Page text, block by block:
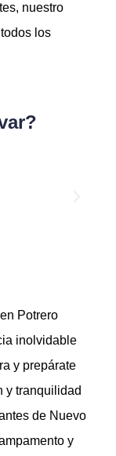
nuestro
los
Potrero
inolvidable
y prepárate
y tranquilidad
de Nuevo
y